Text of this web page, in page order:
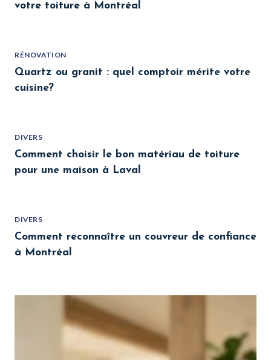
votre toiture à Montréal
RÉNOVATION
Quartz ou granit : quel comptoir mérite votre
cuisine?
DIVERS
Comment choisir le bon matériau de toiture
pour une maison à Laval
DIVERS
Comment reconnaître un couvreur de confiance
à Montréal